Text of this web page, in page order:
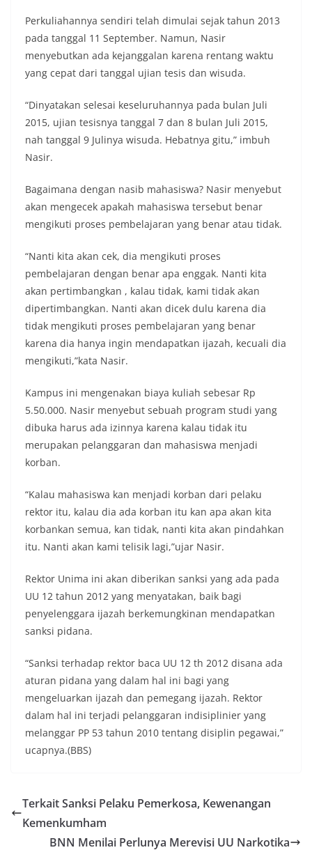
Perkuliahannya sendiri telah dimulai sejak tahun 2013
pada tanggal 11 September. Namun, Nasir
menyebutkan ada kejanggalan karena rentang waktu
yang cepat dari tanggal ujian tesis dan wisuda.
“Dinyatakan selesai keseluruhannya pada bulan Juli
2015, ujian tesisnya tanggal 7 dan 8 bulan Juli 2015,
nah tanggal 9 Julinya wisuda. Hebatnya gitu,” imbuh
Nasir.
Bagaimana dengan nasib mahasiswa? Nasir menyebut
akan mengecek apakah mahasiswa tersebut benar
mengikuti proses pembelajaran yang benar atau tidak.
“Nanti kita akan cek, dia mengikuti proses
pembelajaran dengan benar apa enggak. Nanti kita
akan pertimbangkan , kalau tidak, kami tidak akan
dipertimbangkan. Nanti akan dicek dulu karena dia
tidak mengikuti proses pembelajaran yang benar
karena dia hanya ingin mendapatkan ijazah, kecuali dia
mengikuti,”kata Nasir.
Kampus ini mengenakan biaya kuliah sebesar Rp
5.50.000. Nasir menyebut sebuah program studi yang
dibuka harus ada izinnya karena kalau tidak itu
merupakan pelanggaran dan mahasiswa menjadi
korban.
“Kalau mahasiswa kan menjadi korban dari pelaku
rektor itu, kalau dia ada korban itu kan apa akan kita
korbankan semua, kan tidak, nanti kita akan pindahkan
itu. Nanti akan kami telisik lagi,”ujar Nasir.
Rektor Unima ini akan diberikan sanksi yang ada pada
UU 12 tahun 2012 yang menyatakan, baik bagi
penyelenggara ijazah berkemungkinan mendapatkan
sanksi pidana.
“Sanksi terhadap rektor baca UU 12 th 2012 disana ada
aturan pidana yang dalam hal ini bagi yang
mengeluarkan ijazah dan pemegang ijazah. Rektor
dalam hal ini terjadi pelanggaran indisiplinier yang
melanggar PP 53 tahun 2010 tentang disiplin pegawai,”
ucapnya.(BBS)
Terkait Sanksi Pelaku Pemerkosa, Kewenangan
Kemenkumham
BNN Menilai Perlunya Merevisi UU Narkotika